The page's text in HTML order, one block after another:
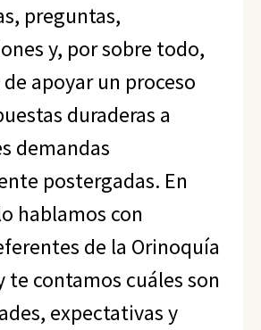
preguntas,
y, por sobre todo,
apoyar un proceso
duraderas a
demandas
postergadas. En
hablamos con
de la Orinoquía
te contamos cuáles son
expectativas y